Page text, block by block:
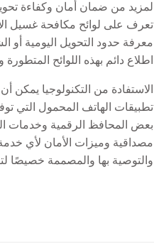
لمزيد من ضمان أمان وكفاءة
اطلاع دائم بهذه اللوائح
الاستفادة من التكنولوجيا
تطبيقات الهاتف المحمول التي
بعض المحافظ الرقمية وخدمات
والتوصية بها والمصممة خصيصًا